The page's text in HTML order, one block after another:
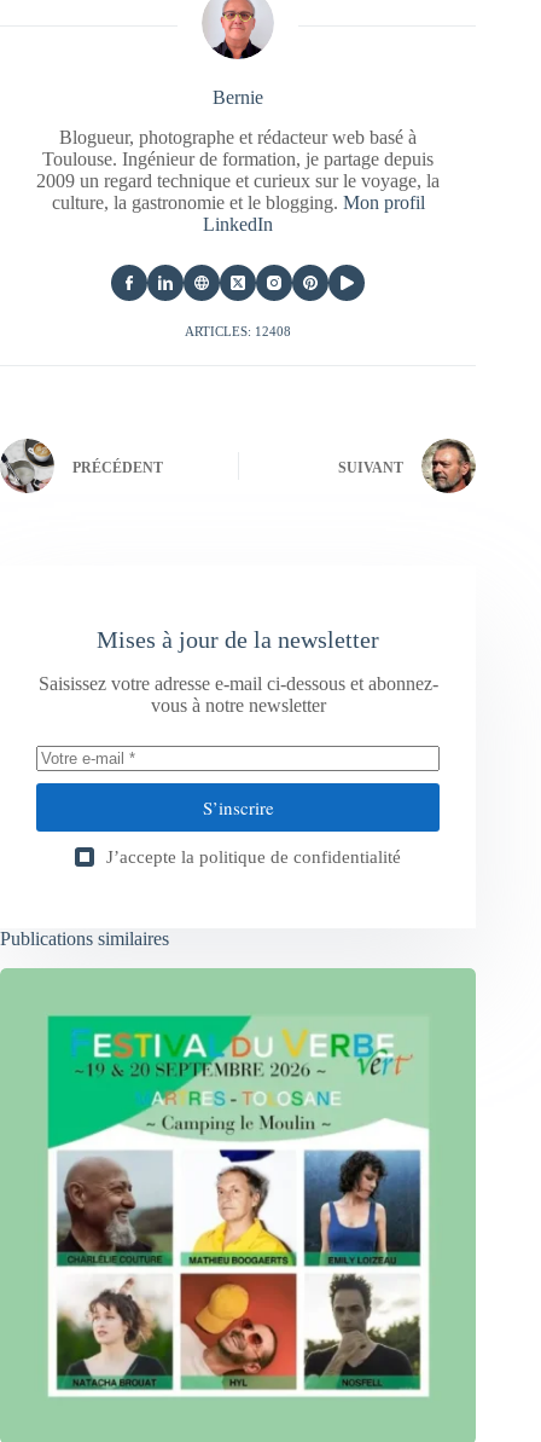
Bernie
Blogueur, photographe et rédacteur web basé à
Toulouse. Ingénieur de formation, je partage depuis
2009 un regard technique et curieux sur le voyage, la
culture, la gastronomie et le blogging. Mon profil
LinkedIn
ARTICLES: 12408
PRÉCÉDENT SUIVANT
Mises à jour de la newsletter
Saisissez votre adresse e-mail ci-dessous et abonnez-
vous à notre newsletter
S’inscrire
J’accepte la politique de confidentialité
Publications similaires